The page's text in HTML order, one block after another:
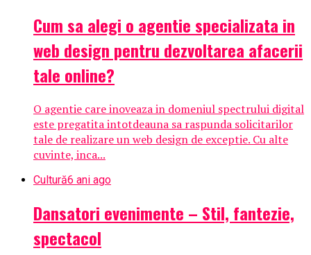
Cum sa alegi o agentie specializata in
web design pentru dezvoltarea afacerii
tale online?
O agentie care inoveaza in domeniul spectrului digital
este pregatita intotdeauna sa raspunda solicitarilor
tale de realizare un web design de exceptie. Cu alte
cuvinte, inca...
Cultură6 ani ago
Dansatori evenimente – Stil, fantezie,
spectacol